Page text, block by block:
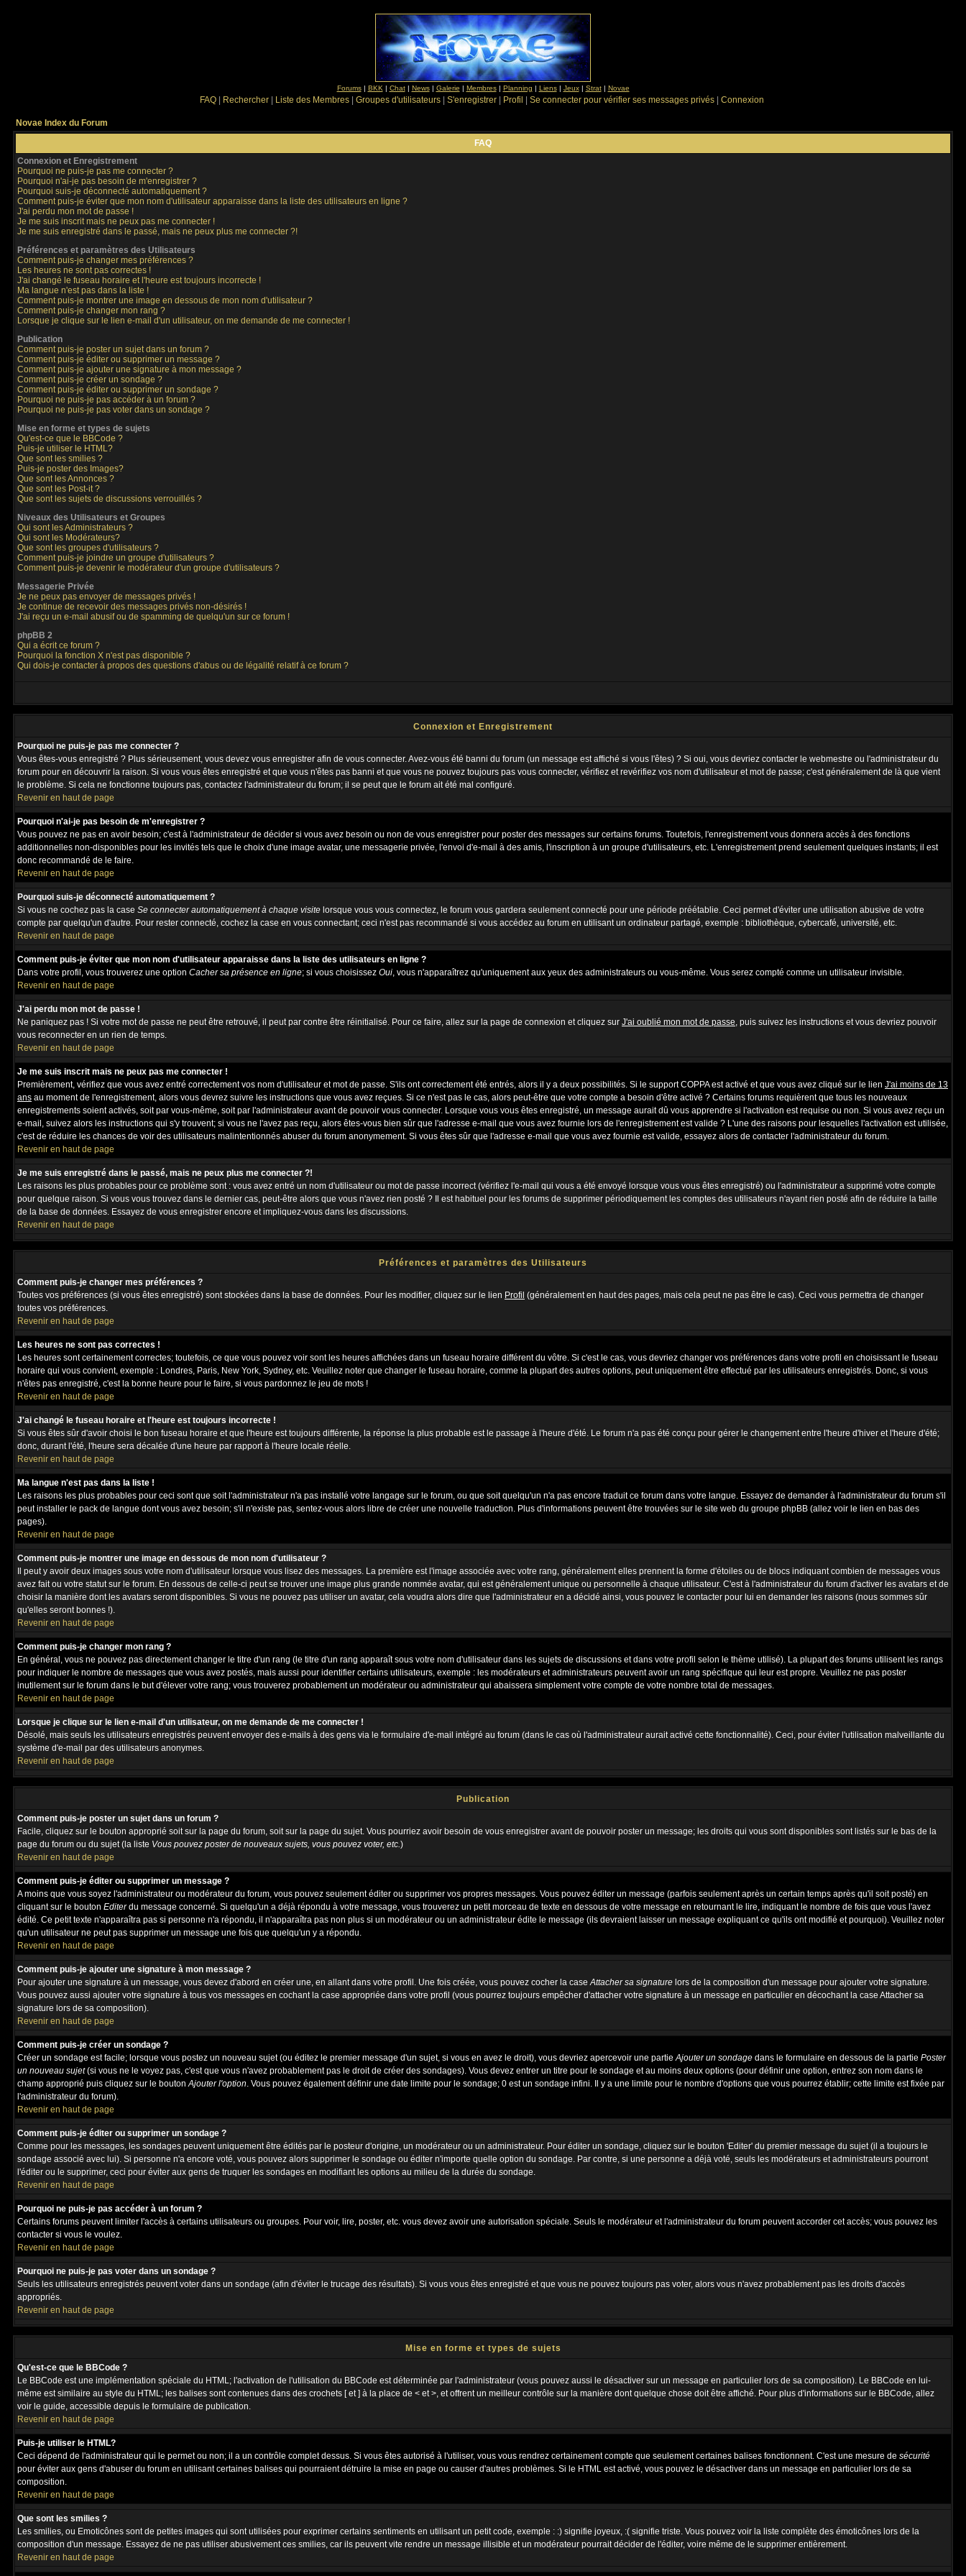
Forums| BKK | Chat| News| Galerie | Membres| Planning | Liens| Jeux| Strat| Novae
FAQ Rechercher Liste des Membres Groupes d'utilisateurs S'enregistrer Profil Se connecter pour vérifier ses messages privés Connexion
Novae Index du Forum
FAQ
Connexion et Enregistrement
Pourquoi ne puis-je pas me connecter ?
Pourquoi n'ai-je pas besoin de m'enregistrer ?
Pourquoi suis-je déconnecté automatiquement ?
Comment puis-je éviter que mon nom d'utilisateur apparaisse dans la liste des utilisateurs en ligne ?
J'ai perdu mon mot de passe !
Je me suis inscrit mais ne peux pas me connecter !
Je me suis enregistré dans le passé, mais ne peux plus me connecter ?!
Préférences et paramètres des Utilisateurs
Comment puis-je changer mes préférences ?
Les heures ne sont pas correctes !
J'ai changé le fuseau horaire et l'heure est toujours incorrecte !
Ma langue n'est pas dans la liste !
Comment puis-je montrer une image en dessous de mon nom d'utilisateur ?
Comment puis-je changer mon rang ?
Lorsque je clique sur le lien e-mail d'un utilisateur, on me demande de me connecter !
Publication
Comment puis-je poster un sujet dans un forum ?
Comment puis-je éditer ou supprimer un message ?
Comment puis-je ajouter une signature à mon message ?
Comment puis-je créer un sondage ?
Comment puis-je éditer ou supprimer un sondage ?
Pourquoi ne puis-je pas accéder à un forum ?
Pourquoi ne puis-je pas voter dans un sondage ?
Mise en forme et types de sujets
Qu'est-ce que le BBCode ?
Puis-je utiliser le HTML?
Que sont les smilies ?
Puis-je poster des Images?
Que sont les Annonces ?
Que sont les Post-it ?
Que sont les sujets de discussions verrouillés ?
Niveaux des Utilisateurs et Groupes
Qui sont les Administrateurs ?
Qui sont les Modérateurs?
Que sont les groupes d'utilisateurs ?
Comment puis-je joindre un groupe d'utilisateurs ?
Comment puis-je devenir le modérateur d'un groupe d'utilisateurs ?
Messagerie Privée
Je ne peux pas envoyer de messages privés !
Je continue de recevoir des messages privés non-désirés !
J'ai reçu un e-mail abusif ou de spamming de quelqu'un sur ce forum !
phpBB 2
Qui a écrit ce forum ?
Pourquoi la fonction X n'est pas disponible ?
Qui dois-je contacter à propos des questions d'abus ou de légalité relatif à ce forum ?
Connexion et Enregistrement
Pourquoi ne puis-je pas me connecter ?
Vous êtes-vous enregistré ? Plus sérieusement, vous devez vous enregistrer afin de vous connecter. Avez-vous été banni du forum (un message est affiché si vous l'êtes) ? Si oui, vous devriez contacter le webmestre ou l'administrateur du
forum pour en découvrir la raison. Si vous vous êtes enregistré et que vous n'êtes pas banni et que vous ne pouvez toujours pas vous connecter, vérifiez et revérifiez vos nom d'utilisateur et mot de passe; c'est généralement de là que vient
le problème. Si cela ne fonctionne toujours pas, contactez l'administrateur du forum; il se peut que le forum ait été mal configuré.
Revenir en haut de page
Pourquoi n'ai-je pas besoin de m'enregistrer ?
Vous pouvez ne pas en avoir besoin; c'est à l'administrateur de décider si vous avez besoin ou non de vous enregistrer pour poster des messages sur certains forums. Toutefois, l'enregistrement vous donnera accès à des fonctions
additionnelles non-disponibles pour les invités tels que le choix d'une image avatar, une messagerie privée, l'envoi d'e-mail à des amis, l'inscription à un groupe d'utilisateurs, etc. L'enregistrement prend seulement quelques instants; il est
donc recommandé de le faire.
Revenir en haut de page
Pourquoi suis-je déconnecté automatiquement ?
Si vous ne cochez pas la case Se connecter automatiquement à chaque visite lorsque vous vous connectez, le forum vous gardera seulement connecté pour une période préétablie. Ceci permet d'éviter une utilisation abusive de votre
compte par quelqu'un d'autre. Pour rester connecté, cochez la case en vous connectant; ceci n'est pas recommandé si vous accédez au forum en utilisant un ordinateur partagé, exemple : bibliothèque, cybercafé, université, etc.
Revenir en haut de page
Comment puis-je éviter que mon nom d'utilisateur apparaisse dans la liste des utilisateurs en ligne ?
Dans votre profil, vous trouverez une option Cacher sa présence en ligne; si vous choisissez Oui, vous n'apparaîtrez qu'uniquement aux yeux des administrateurs ou vous-même. Vous serez compté comme un utilisateur invisible.
Revenir en haut de page
J'ai perdu mon mot de passe !
Ne paniquez pas ! Si votre mot de passe ne peut être retrouvé, il peut par contre être réinitialisé. Pour ce faire, allez sur la page de connexion et cliquez sur J'ai oublié mon mot de passe, puis suivez les instructions et vous devriez pouvoir
vous reconnecter en un rien de temps.
Revenir en haut de page
Je me suis inscrit mais ne peux pas me connecter !
Premièrement, vérifiez que vous avez entré correctement vos nom d'utilisateur et mot de passe. S'ils ont correctement été entrés, alors il y a deux possibilités. Si le support COPPA est activé et que vous avez cliqué sur le lien J'ai moins de 13
ans au moment de l'enregistrement, alors vous devrez suivre les instructions que vous avez reçues. Si ce n'est pas le cas, alors peut-être que votre compte a besoin d'être activé ? Certains forums requièrent que tous les nouveaux
enregistrements soient activés, soit par vous-même, soit par l'administrateur avant de pouvoir vous connecter. Lorsque vous vous êtes enregistré, un message aurait dû vous apprendre si l'activation est requise ou non. Si vous avez reçu un
e-mail, suivez alors les instructions qui s'y trouvent; si vous ne l'avez pas reçu, alors êtes-vous bien sûr que l'adresse e-mail que vous avez fournie lors de l'enregistrement est valide ? L'une des raisons pour lesquelles l'activation est utilisée,
c'est de réduire les chances de voir des utilisateurs malintentionnés abuser du forum anonymement. Si vous êtes sûr que l'adresse e-mail que vous avez fournie est valide, essayez alors de contacter l'administrateur du forum.
Revenir en haut de page
Je me suis enregistré dans le passé, mais ne peux plus me connecter ?!
Les raisons les plus probables pour ce problème sont : vous avez entré un nom d'utilisateur ou mot de passe incorrect (vérifiez l'e-mail qui vous a été envoyé lorsque vous vous êtes enregistré) ou l'administrateur a supprimé votre compte
pour quelque raison. Si vous vous trouvez dans le dernier cas, peut-être alors que vous n'avez rien posté ? Il est habituel pour les forums de supprimer périodiquement les comptes des utilisateurs n'ayant rien posté afin de réduire la taille
de la base de données. Essayez de vous enregistrer encore et impliquez-vous dans les discussions.
Revenir en haut de page
Préférences et paramètres des Utilisateurs
Comment puis-je changer mes préférences ?
Toutes vos préférences (si vous êtes enregistré) sont stockées dans la base de données. Pour les modifier, cliquez sur le lien Profil (généralement en haut des pages, mais cela peut ne pas être le cas). Ceci vous permettra de changer
toutes vos préférences.
Revenir en haut de page
Les heures ne sont pas correctes !
Les heures sont certainement correctes; toutefois, ce que vous pouvez voir sont les heures affichées dans un fuseau horaire différent du vôtre. Si c'est le cas, vous devriez changer vos préférences dans votre profil en choisissant le fuseau
horaire qui vous convient, exemple : Londres, Paris, New York, Sydney, etc. Veuillez noter que changer le fuseau horaire, comme la plupart des autres options, peut uniquement être effectué par les utilisateurs enregistrés. Donc, si vous
n'êtes pas enregistré, c'est la bonne heure pour le faire, si vous pardonnez le jeu de mots !
Revenir en haut de page
J'ai changé le fuseau horaire et l'heure est toujours incorrecte !
Si vous êtes sûr d'avoir choisi le bon fuseau horaire et que l'heure est toujours différente, la réponse la plus probable est le passage à l'heure d'été. Le forum n'a pas été conçu pour gérer le changement entre l'heure d'hiver et l'heure d'été;
donc, durant l'été, l'heure sera décalée d'une heure par rapport à l'heure locale réelle.
Revenir en haut de page
Ma langue n'est pas dans la liste !
Les raisons les plus probables pour ceci sont que soit l'administrateur n'a pas installé votre langage sur le forum, ou que soit quelqu'un n'a pas encore traduit ce forum dans votre langue. Essayez de demander à l'administrateur du forum s'il
peut installer le pack de langue dont vous avez besoin; s'il n'existe pas, sentez-vous alors libre de créer une nouvelle traduction. Plus d'informations peuvent être trouvées sur le site web du groupe phpBB (allez voir le lien en bas des
pages).
Revenir en haut de page
Comment puis-je montrer une image en dessous de mon nom d'utilisateur ?
Il peut y avoir deux images sous votre nom d'utilisateur lorsque vous lisez des messages. La première est l'image associée avec votre rang, généralement elles prennent la forme d'étoiles ou de blocs indiquant combien de messages vous
avez fait ou votre statut sur le forum. En dessous de celle-ci peut se trouver une image plus grande nommée avatar, qui est généralement unique ou personnelle à chaque utilisateur. C'est à l'administrateur du forum d'activer les avatars et de
choisir la manière dont les avatars seront disponibles. Si vous ne pouvez pas utiliser un avatar, cela voudra alors dire que l'administrateur en a décidé ainsi, vous pouvez le contacter pour lui en demander les raisons (nous sommes sûr
qu'elles seront bonnes !).
Revenir en haut de page
Comment puis-je changer mon rang ?
En général, vous ne pouvez pas directement changer le titre d'un rang (le titre d'un rang apparaît sous votre nom d'utilisateur dans les sujets de discussions et dans votre profil selon le thème utilisé). La plupart des forums utilisent les rangs
pour indiquer le nombre de messages que vous avez postés, mais aussi pour identifier certains utilisateurs, exemple : les modérateurs et administrateurs peuvent avoir un rang spécifique qui leur est propre. Veuillez ne pas poster
inutilement sur le forum dans le but d'élever votre rang; vous trouverez probablement un modérateur ou administrateur qui abaissera simplement votre compte de votre nombre total de messages.
Revenir en haut de page
Lorsque je clique sur le lien e-mail d'un utilisateur, on me demande de me connecter !
Désolé, mais seuls les utilisateurs enregistrés peuvent envoyer des e-mails à des gens via le formulaire d'e-mail intégré au forum (dans le cas où l'administrateur aurait activé cette fonctionnalité). Ceci, pour éviter l'utilisation malveillante du
système d'e-mail par des utilisateurs anonymes.
Revenir en haut de page
Publication
Comment puis-je poster un sujet dans un forum ?
Facile, cliquez sur le bouton approprié soit sur la page du forum, soit sur la page du sujet. Vous pourriez avoir besoin de vous enregistrer avant de pouvoir poster un message; les droits qui vous sont disponibles sont listés sur le bas de la
page du forum ou du sujet (la liste Vous pouvez poster de nouveaux sujets, vous pouvez voter, etc.)
Revenir en haut de page
Comment puis-je éditer ou supprimer un message ?
A moins que vous soyez l'administrateur ou modérateur du forum, vous pouvez seulement éditer ou supprimer vos propres messages. Vous pouvez éditer un message (parfois seulement après un certain temps après qu'il soit posté) en
cliquant sur le bouton Editerdu message concerné. Si quelqu'un a déjà répondu à votre message, vous trouverez un petit morceau de texte en dessous de votre message en retournant le lire, indiquant le nombre de fois que vous l'avez
édité. Ce petit texte n'apparaîtra pas si personne n'a répondu, il n'apparaîtra pas non plus si un modérateur ou un administrateur édite le message (ils devraient laisser un message expliquant ce qu'ils ont modifié et pourquoi). Veuillez noter
qu'un utilisateur ne peut pas supprimer un message une fois que quelqu'un y a répondu.
Revenir en haut de page
Comment puis-je ajouter une signature à mon message ?
Pour ajouter une signature à un message, vous devez d'abord en créer une, en allant dans votre profil. Une fois créée, vous pouvez cocher la caseAttacher sa signature lors de la composition d'un message pour ajouter votre signature.
Vous pouvez aussi ajouter votre signature à tous vos messages en cochant la case appropriée dans votre profil (vous pourrez toujours empêcher d'attacher votre signature à un message en particulier en décochant la case Attacher sa
signature lors de sa composition).
Revenir en haut de page
Comment puis-je créer un sondage ?
Créer un sondage est facile; lorsque vous postez un nouveau sujet (ou éditez le premier message d'un sujet, si vous en avez le droit), vous devriez apercevoir une partieAjouter un sondage dans le formulaire en dessous de la partie Poster
un nouveau sujet(si vous ne le voyez pas, c'est que vous n'avez probablement pas le droit de créer des sondages). Vous devez entrer un titre pour le sondage et au moins deux options (pour définir une option, entrez son nom dans le
champ approprié puis cliquez sur le boutonAjouter l'option. Vous pouvez également définir une date limite pour le sondage; 0 est un sondage infini. Il y a une limite pour le nombre d'options que vous pourrez établir; cette limite est fixée par
l'administrateur du forum).
Revenir en haut de page
Comment puis-je éditer ou supprimer un sondage ?
Comme pour les messages, les sondages peuvent uniquement être édités par le posteur d'origine, un modérateur ou un administrateur. Pour éditer un sondage, cliquez sur le bouton 'Editer' du premier message du sujet (il a toujours le
sondage associé avec lui). Si personne n'a encore voté, vous pouvez alors supprimer le sondage ou éditer n'importe quelle option du sondage. Par contre, si une personne a déjà voté, seuls les modérateurs et administrateurs pourront
l'éditer ou le supprimer, ceci pour éviter aux gens de truquer les sondages en modifiant les options au milieu de la durée du sondage.
Revenir en haut de page
Pourquoi ne puis-je pas accéder à un forum ?
Certains forums peuvent limiter l'accès à certains utilisateurs ou groupes. Pour voir, lire, poster, etc. vous devez avoir une autorisation spéciale. Seuls le modérateur et l'administrateur du forum peuvent accorder cet accès; vous pouvez les
contacter si vous le voulez.
Revenir en haut de page
Pourquoi ne puis-je pas voter dans un sondage ?
Seuls les utilisateurs enregistrés peuvent voter dans un sondage (afin d'éviter le trucage des résultats). Si vous vous êtes enregistré et que vous ne pouvez toujours pas voter, alors vous n'avez probablement pas les droits d'accès
appropriés.
Revenir en haut de page
Mise en forme et types de sujets
Qu'est-ce que le BBCode ?
Le BBCode est une implémentation spéciale du HTML; l'activation de l'utilisation du BBCode est déterminée par l'administrateur (vous pouvez aussi le désactiver sur un message en particulier lors de sa composition). Le BBCode en lui-
même est similaire au style du HTML; les balises sont contenues dans des crochets [ et ] à la place de < et >, et offrent un meilleur contrôle sur la manière dont quelque chose doit être affiché. Pour plus d'informations sur le BBCode, allez
voir le guide, accessible depuis le formulaire de publication.
Revenir en haut de page
Puis-je utiliser le HTML?
Ceci dépend de l'administrateur qui le permet ou non; il a un contrôle complet dessus. Si vous êtes autorisé à l'utiliser, vous vous rendrez certainement compte que seulement certaines balises fonctionnent. C'est une mesure de sécurité
pour éviter aux gens d'abuser du forum en utilisant certaines balises qui pourraient détruire la mise en page ou causer d'autres problèmes. Si le HTML est activé, vous pouvez le désactiver dans un message en particulier lors de sa
composition.
Revenir en haut de page
Que sont les smilies ?
Les smilies, ou Emoticônes sont de petites images qui sont utilisées pour exprimer certains sentiments en utilisant un petit code, exemple : :) signifie joyeux, :( signifie triste. Vous pouvez voir la liste complète des émoticônes lors de la
composition d'un message. Essayez de ne pas utiliser abusivement ces smilies, car ils peuvent vite rendre un message illisible et un modérateur pourrait décider de l'éditer, voire même de le supprimer entièrement.
Revenir en haut de page